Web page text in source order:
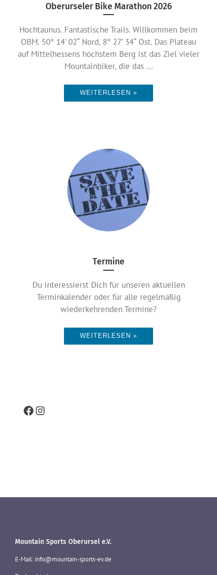
Oberurseler Bike Marathon 2026
Hochtaunus. Fantastische Trails. Willkommen beim
OBM. 50° 14’ 02“ Nord, 8° 27’ 34“ Ost. Das Plateau
auf Mittelhessens höchstem Berg ist das Ziel vieler
Mountainbiker, die das ...
WEITERLESEN »
Termine
Du interessierst Dich für unseren aktuellen
Terminkalender oder für alle regelmäßig
wiederkehrenden Termine?
WEITERLESEN »
Facebook
Instagram
Mountain Sports Oberursel e.V.
E-Mail: info@mountain-sports-ev.de